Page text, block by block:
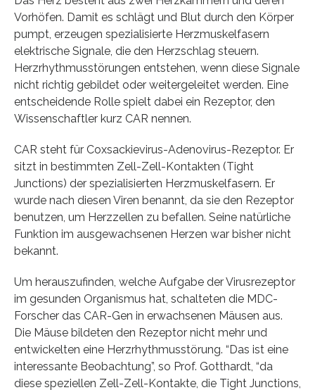
Vorhöfen. Damit es schlägt und Blut durch den Körper
pumpt, erzeugen spezialisierte Herzmuskelfasern
elektrische Signale, die den Herzschlag steuern.
Herzrhythmusstörungen entstehen, wenn diese Signale
nicht richtig gebildet oder weitergeleitet werden. Eine
entscheidende Rolle spielt dabei ein Rezeptor, den
Wissenschaftler kurz CAR nennen.
CAR steht für Coxsackievirus-Adenovirus-Rezeptor. Er
sitzt in bestimmten Zell-Zell-Kontakten (Tight
Junctions) der spezialisierten Herzmuskelfasern. Er
wurde nach diesen Viren benannt, da sie den Rezeptor
benutzen, um Herzzellen zu befallen. Seine natürliche
Funktion im ausgewachsenen Herzen war bisher nicht
bekannt.
Um herauszufinden, welche Aufgabe der Virusrezeptor
im gesunden Organismus hat, schalteten die MDC-
Forscher das CAR-Gen in erwachsenen Mäusen aus.
Die Mäuse bildeten den Rezeptor nicht mehr und
entwickelten eine Herzrhythmusstörung. “Das ist eine
interessante Beobachtung”, so Prof. Gotthardt, “da
diese speziellen Zell-Zell-Kontakte, die Tight Junctions,